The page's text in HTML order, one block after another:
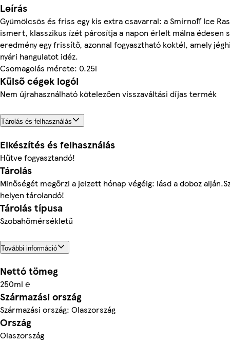
Leírás
Gyümölcsös és friss egy kis extra csavarral: a Smirnoff Ice
ismert, klasszikus ízét párosítja a napon érlelt málna édesen
eredmény egy frissítő, azonnal fogyasztható koktél, amely
nyári hangulatot idéz.
Csomagolás mérete: 0.25l
Külső cégek logói
Nem újrahasználható kötelezően visszaváltási díjas termék
Tárolás és felhasználás
Elkészítés és felhasználás
Hűtve fogyasztandó!
Tárolás
Minőségét megőrzi a jelzett hónap végéig: lásd a doboz
helyen tárolandó!
Tárolás típusa
Szobahőmérsékletű
További információ
Nettó tömeg
250ml ℮
Származási ország
Származási ország: Olaszország
Ország
Olaszország